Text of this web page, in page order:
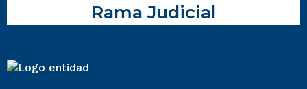
Rama Judicial